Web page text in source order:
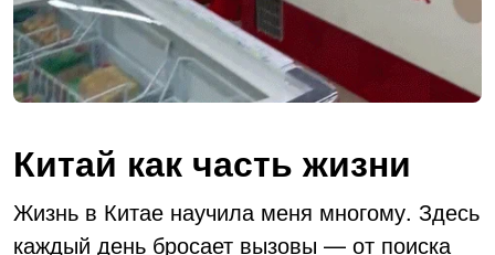
Китай как часть жизни
Жизнь в Китае научила меня многому. Здесь
каждый день бросает вызовы — от поиска